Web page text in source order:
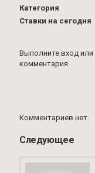
Категория
Ставки на сегодня
Выполните вход или
комментария.
Комментариев нет.
Следующее